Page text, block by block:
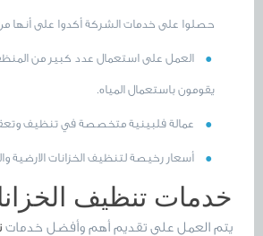
حصلوا على خدمات الشركة أكدوا على أنها
العمل على استعمال عدد كبير من
يقومون باستعمال المياه.
عمالة فلبينية متخصصة في تنظيف
أسعار رخيصة لتنظيف الخزانات الارضية
خدمات تنظيف
يتم العمل على تقديم أهم وأفضل خدمات